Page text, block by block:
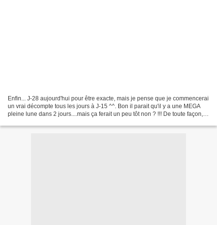
Enfin... J-28 aujourd'hui pour être exacte, mais je pense que je commencerai
un vrai décompte tous les jours à J-15 ^^. Bon il parait qu'il y a une MEGA
pleine lune dans 2 jours....mais ça ferait un peu tôt non ? !!! De toute façon,